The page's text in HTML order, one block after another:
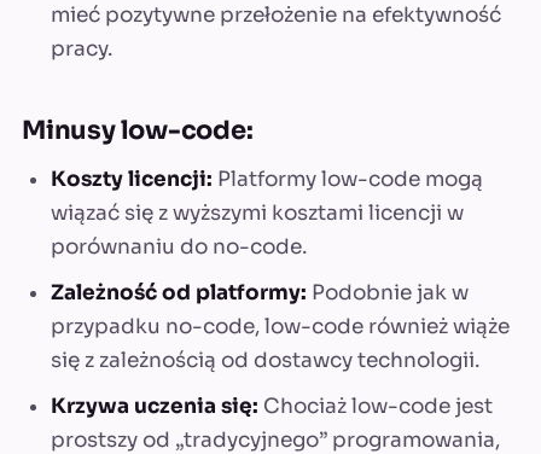
mieć pozytywne przełożenie na efektywność
pracy.
Minusy low-code:
Koszty licencji: Platformy low-code mogą
wiązać się z wyższymi kosztami licencji w
porównaniu do no-code.
Zależność od platformy: Podobnie jak w
przypadku no-code, low-code również wiąże
się z zależnością od dostawcy technologii.
Krzywa uczenia się: Chociaż low-code jest
prostszy od „tradycyjnego” programowania,